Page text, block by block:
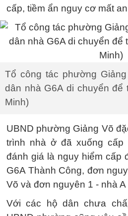
cấp, tiềm ẩn nguy cơ mất
Tổ công tác phường
dân nhà G6A di chuyển để
Minh)
UBND phường Giảng Võ
trình nhà ở đã xuống cấp
đánh giá là nguy hiểm cấp
G6A Thành Công, đơn
Võ và đơn nguyên 1 - nhà
Với các hộ dân chưa